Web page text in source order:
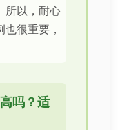
所以，耐心
很重要，
吗？适